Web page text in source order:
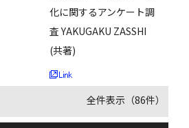
化に関するアンケート調
査 YAKUGAKU ZASSHI
(共著)
全件表示（86件）